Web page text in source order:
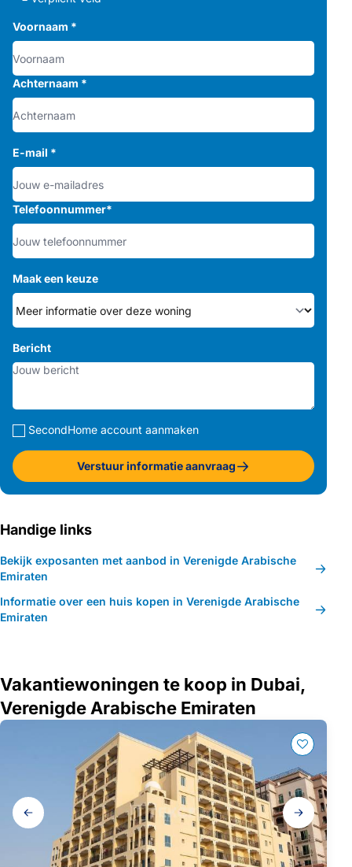
Voornaam *
Achternaam *
E-mail *
Telefoonnummer*
Maak een keuze
Bericht
SecondHome account aanmaken
Verstuur informatie aanvraag
Handige links
Bekijk exposanten met aanbod in Verenigde Arabische
Emiraten
Informatie over een huis kopen in Verenigde Arabische
Emiraten
Vakantiewoningen te koop in Dubai,
Verenigde Arabische Emiraten
Galerij
navigatie